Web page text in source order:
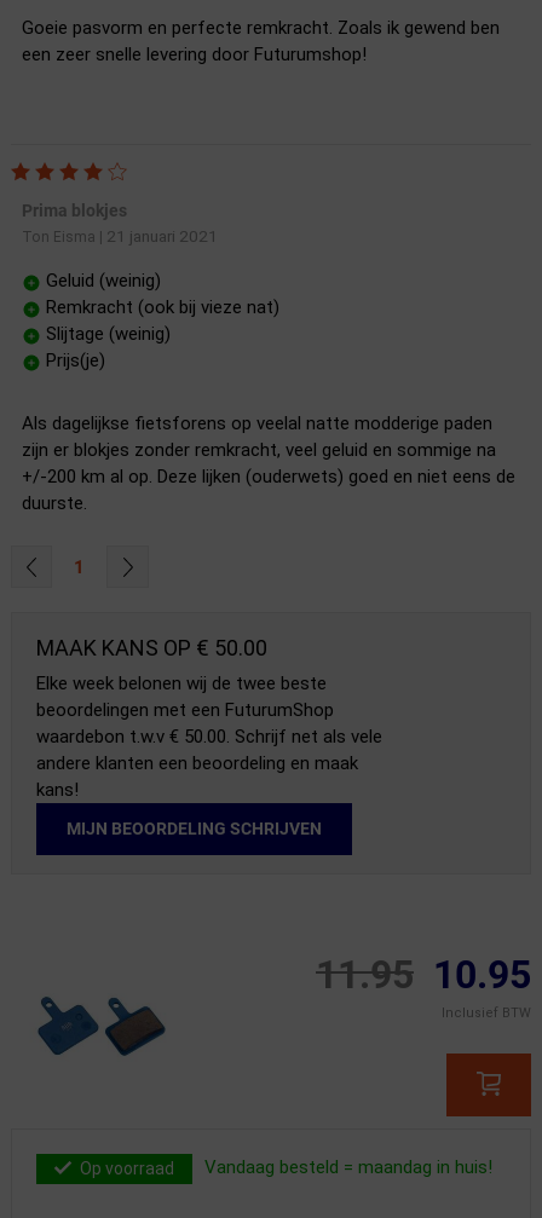
Goeie pasvorm en perfecte remkracht. Zoals ik gewend ben
een zeer snelle levering door Futurumshop!
Prima blokjes
Ton Eisma 21 januari 2021
Geluid (weinig)
Remkracht (ook bij vieze nat)
Slijtage (weinig)
Prijs(je)
Als dagelijkse fietsforens op veelal natte modderige paden
zijn er blokjes zonder remkracht, veel geluid en sommige na
+/-200 km al op. Deze lijken (ouderwets) goed en niet eens de
duurste.
1
MAAK KANS OP € 50.00
Elke week belonen wij de twee beste
beoordelingen met een FuturumShop
waardebon t.w.v € 50.00. Schrijf net als vele
andere klanten een beoordeling en maak
kans!
MIJN BEOORDELING SCHRIJVEN
11.95 10.95
Inclusief BTW
Op voorraad Vandaag besteld = maandag in huis!